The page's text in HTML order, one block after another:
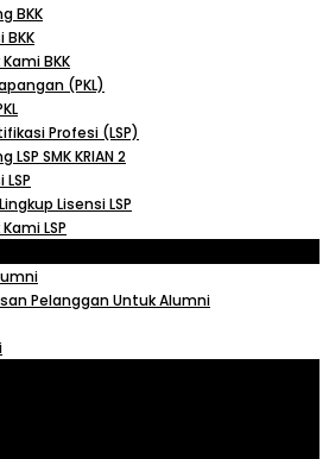
BKK
BKK
BKK
(PKL)
Profesi (LSP)
LSP SMK KRIAN 2
LSP
Lisensi LSP
LSP
Pelanggan Untuk Alumni